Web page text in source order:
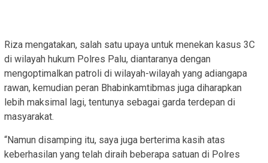
Riza mengatakan, salah satu upaya untuk menekan kasus 3C
di wilayah hukum Polres Palu, diantaranya dengan
mengoptimalkan patroli di wilayah-wilayah yang adiangapa
rawan, kemudian peran Bhabinkamtibmas juga diharapkan
lebih maksimal lagi, tentunya sebagai garda terdepan di
masyarakat.
“Namun disamping itu, saya juga berterima kasih atas
keberhasilan yang telah diraih beberapa satuan di Polres